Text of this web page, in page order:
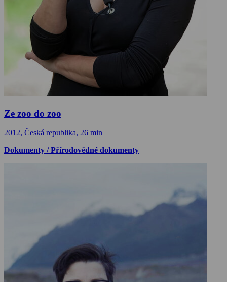
Ze zoo do zoo
2012, Česká republika, 26 min
Dokumenty / Přírodovědné dokumenty